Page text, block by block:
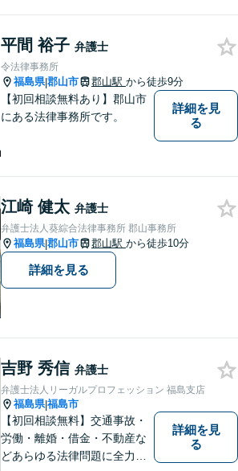
も可能】
平間 裕子 弁護士
令法律事務所
福島県|郡山市 郡山駅 から徒歩9分
【初回相談無料あり】郡山市
にある法律事務所です。
詳細を見
る
江崎 健太 弁護士
弁護士法人葵綜合法律事務所 郡山事務所
福島県|郡山市 郡山駅 から徒歩10分
詳細を見る
吉野 秀信 弁護士
弁護士法人リーガルプロフェッション 福島支店
福島県|福島市
【初回相談無料】交通事故・
労働・離婚・借金・不動産な
どあらゆる法律問題に全力を
詳細を見
る